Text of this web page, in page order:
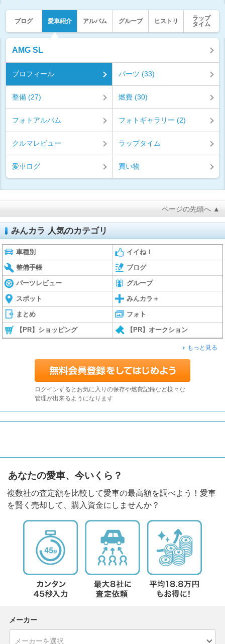
ブログ 愛車紹介 アルバム グループ ヒストリ
ラップ
タイム
AMG SL
プロフィール パーツ (33)
整備 (27) 燃費 (30)
フォトアルバム フォトギャラリー (2)
クルマレビュー ラップタイム
愛車ログ 買い物
ページの先頭へ ▲
みんカラ 人気のカテゴリ
車種別 イイね！
整備手帳 ブログ
パーツレビュー グループ
スポット みんカラ＋
まとめ フォト
【PR】ショッピング 【PR】オークション
もっと見る
ログインするとお気に入りの保存や燃費記録など様々な
管理が出来るようになります
あなたの愛車、今いくら？
複数社の査定額を比較して愛車の最高額を調べよう！愛車
を賢く売却して、購入資金にしませんか？
メーカー